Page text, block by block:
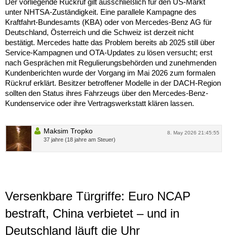
unter NHTSA-Zuständigkeit. Eine parallele Kampagne des
Kraftfahrt-Bundesamts (KBA) oder von Mercedes-Benz AG für
Deutschland, Österreich und die Schweiz ist derzeit nicht
bestätigt. Mercedes hatte das Problem bereits ab 2025 still über
Service-Kampagnen und OTA-Updates zu lösen versucht; erst
nach Gesprächen mit Regulierungsbehörden und zunehmenden
Kundenberichten wurde der Vorgang im Mai 2026 zum formalen
Rückruf erklärt. Besitzer betroffener Modelle in der DACH-Region
sollten den Status ihres Fahrzeugs über den Mercedes-Benz-
Kundenservice oder ihre Vertragswerkstatt klären lassen.
8. May 2026 21:45:55
Maksim Tropko
37 jahre (18 jahre am Steuer)
Versenkbare Türgriffe: Euro NCAP
bestraft, China verbietet – und in
Deutschland läuft die Uhr